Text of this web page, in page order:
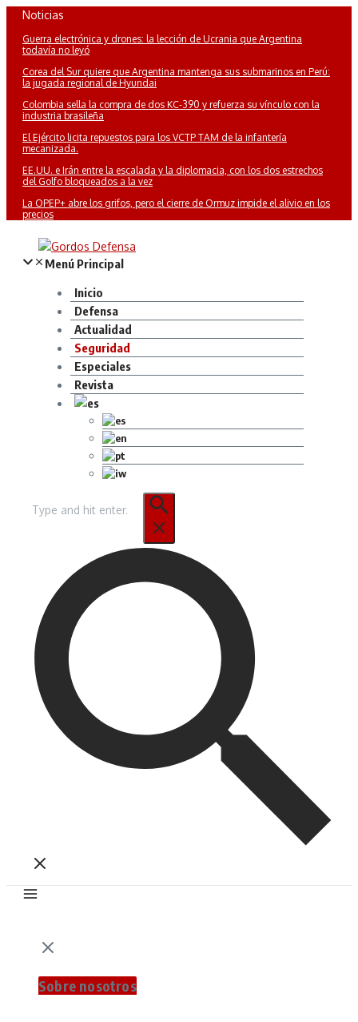
Saltar
contenido
Noticias
Guerra electrónica y drones: la lección de Ucrania que Argentina
todavía no leyó
Corea del Sur quiere que Argentina mantenga sus submarinos en Perú:
la jugada regional de Hyundai
Colombia sella la compra de dos KC-390 y refuerza su vínculo con la
industria brasileña
El Ejército licita repuestos para los VCTP TAM de la infantería
mecanizada.
EE.UU. e Irán entre la escalada y la diplomacia, con los dos estrechos
del Golfo bloqueados a la vez
La OPEP+ abre los grifos, pero el cierre de Ormuz impide el alivio en los
precios
Menú Principal
Inicio
Defensa
Actualidad
Seguridad
Especiales
Revista
Sobre nosotros